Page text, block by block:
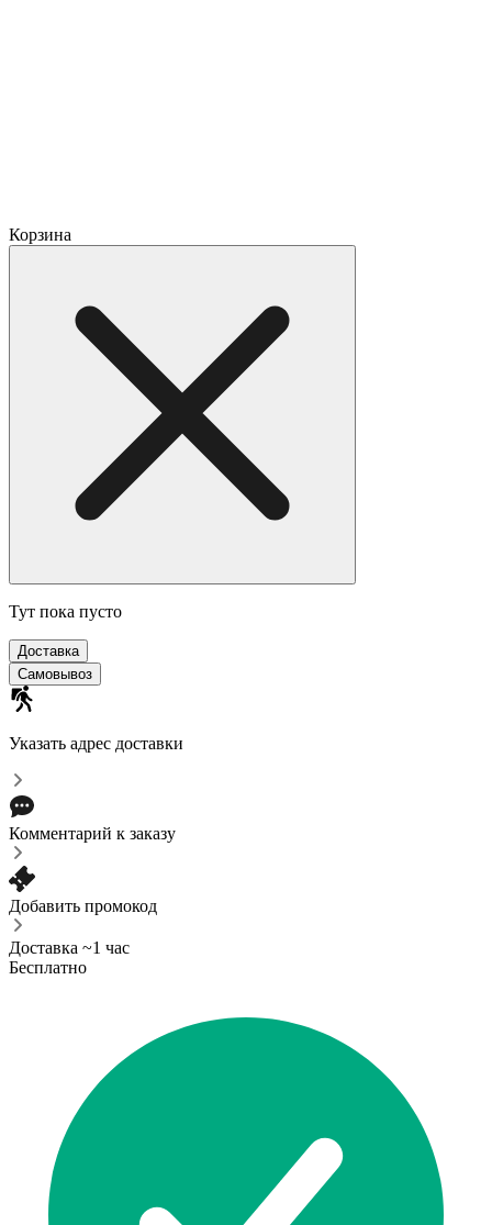
Корзина
Тут пока пусто
Доставка
Самовывоз
Указать адрес доставки
Комментарий к заказу
Добавить промокод
Доставка ~1 час
Бесплатно